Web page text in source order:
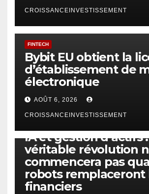
CROISSANCEINVESTISSEMENT
FINTECH
Bybit EU obtient la
d’établissement de
électronique
AOÛT 6, 2026
CROISSANCEINVESTISSEMENT
IA et gestion d’actifs
véritable révolution
commencera pas
robots remplaceront
financiers